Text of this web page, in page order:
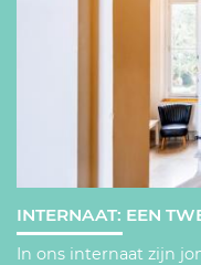
INTERNAAT: EEN
In ons internaat zijn